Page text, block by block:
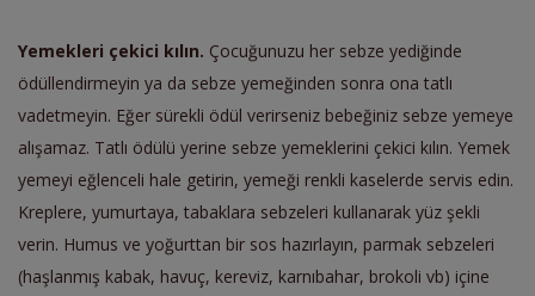
Yemekleri çekici kılın. Çocuğunuzu her sebze yediğinde
ödüllendirmeyin ya da sebze yemeğinden sonra ona tatlı
vadetmeyin. Eğer sürekli ödül verirseniz bebeğiniz sebze yemeye
alışamaz. Tatlı ödülü yerine sebze yemeklerini çekici kılın. Yemek
yemeyi eğlenceli hale getirin, yemeği renkli kaselerde servis edin.
Kreplere, yumurtaya, tabaklara sebzeleri kullanarak yüz şekli
verin. Humus ve yoğurttan bir sos hazırlayın, parmak sebzeleri
(haşlanmış kabak, havuç, kereviz, karnıbahar, brokoli vb) içine